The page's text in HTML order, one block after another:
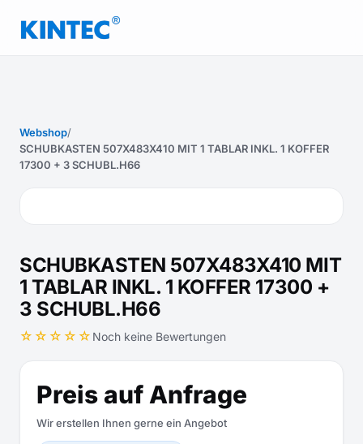
Webshop/
SCHUBKASTEN 507X483X410 MIT 1 TABLAR INKL. 1 KOFFER
17300 + 3 SCHUBL.H66
SCHUBKASTEN 507X483X410 MIT
1 TABLAR INKL. 1 KOFFER 17300 +
3 SCHUBL.H66
☆☆☆☆☆ Noch keine Bewertungen
Preis auf Anfrage
Wir erstellen Ihnen gerne ein Angebot